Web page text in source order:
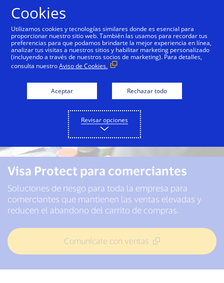
Visa Protect para comerciantes
Soluciones de riesgo para toda la empresa para
comerciantes que mantienen las ventas elevadas y
reducen el abandono del carrito de compras.
Comunícate con ventas
Cookies
Utilizamos cookies y tecnologías similares donde es esencial para
proporcionar nuestro sitio web. También las usamos para recordar tus
preferencias para que podamos brindarte la mejor experiencia en línea,
analizar tus visitas a nuestros sitios y habilitar marketing personalizado
(incluyendo a través de nuestros socios de marketing). Para detalles,
consulta nuestroAviso de Cookies.
Aceptar Rechazar todo
Revisar opciones